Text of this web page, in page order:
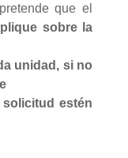
que el
sobre la
unidad, si no
estén